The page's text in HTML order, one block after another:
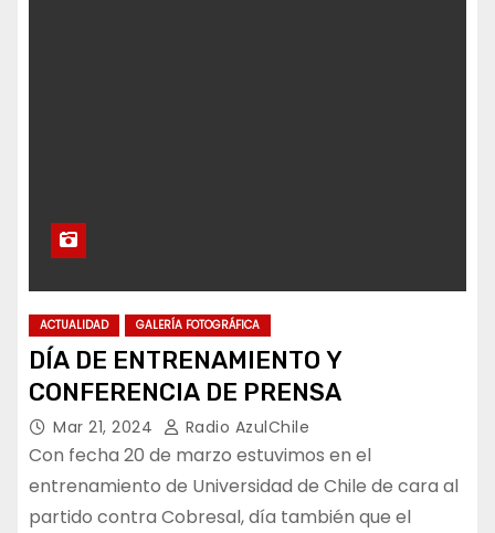
ACTUALIDAD GALERÍA FOTOGRÁFICA
DÍA DE ENTRENAMIENTO Y
CONFERENCIA DE PRENSA
Mar 21, 2024 Radio AzulChile
Con fecha 20 de marzo estuvimos en el
entrenamiento de Universidad de Chile de cara al
partido contra Cobresal, día también que el